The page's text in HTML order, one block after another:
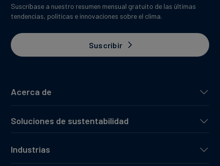
Acerca de
Soluciones de sustentabilidad
Industrias
Suscríbase a nuestro resumen mensual gratuito de las últimas
tendencias, políticas e innovaciones sobre el clima.
Suscribir